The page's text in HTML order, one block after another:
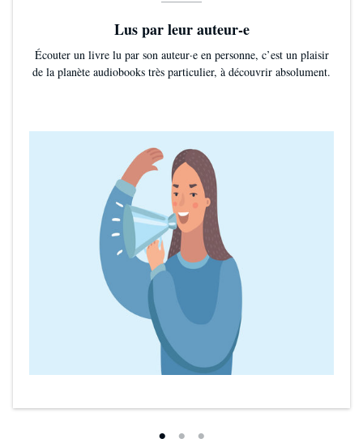
Lus par leur auteur-e
Écouter un livre lu par son auteur·e en personne, c’est un plaisir
de la planète audiobooks très particulier, à découvrir absolument.